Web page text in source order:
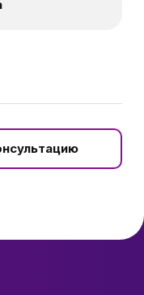
консультацию